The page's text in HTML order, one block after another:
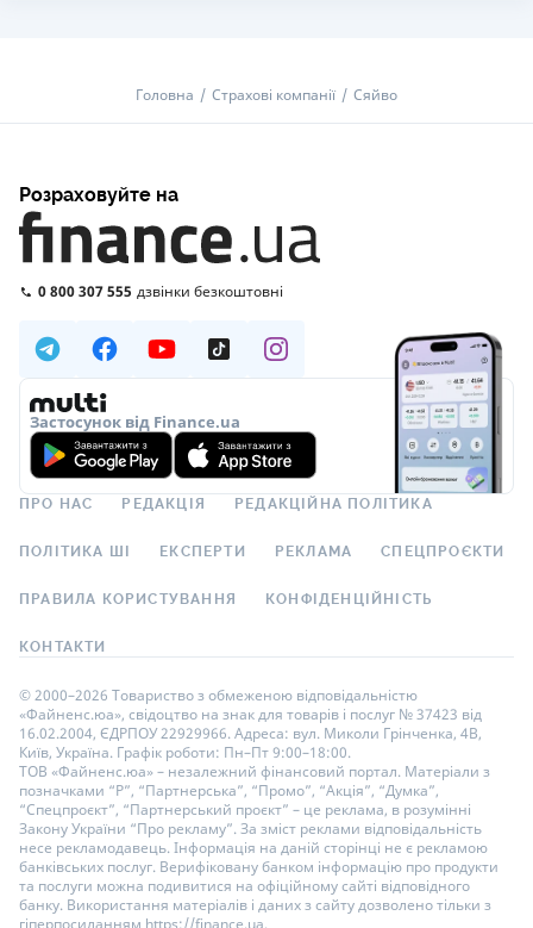
Головна Страхові компанії Сяйво
Розраховуйте на
0 800 307 555 дзвінки безкоштовні
Застосунок від Finance.ua
ПРО НАС РЕДАКЦІЯ РЕДАКЦІЙНА ПОЛІТИКА
ПОЛІТИКА ШІ ЕКСПЕРТИ РЕКЛАМА СПЕЦПРОЄКТИ
ПРАВИЛА КОРИСТУВАННЯ КОНФІДЕНЦІЙНІСТЬ
КОНТАКТИ
© 2000–2026 Товариство з обмеженою відповідальністю
«Файненс.юа», свідоцтво на знак для товарів і послуг № 37423 від
16.02.2004, ЄДРПОУ 22929966. Адреса: вул. Миколи Грінченка, 4В,
Київ, Україна. Графік роботи: Пн–Пт 9:00–18:00.
ТОВ «Файненс.юа» – незалежний фінансовий портал. Матеріали з
позначками “Р”, “Партнерська”, “Промо”, “Акція”, “Думка”,
“Спецпроєкт”, “Партнерський проєкт” – це реклама, в розумінні
Закону України “Про рекламу”. За зміст реклами відповідальність
несе рекламодавець. Інформація на даній сторінці не є рекламою
банківських послуг. Верифіковану банком інформацію про продукти
та послуги можна подивитися на офіційному сайті відповідного
банку. Використання матеріалів і даних з сайту дозволено тільки з
гіперпосиланням https://finance.ua.